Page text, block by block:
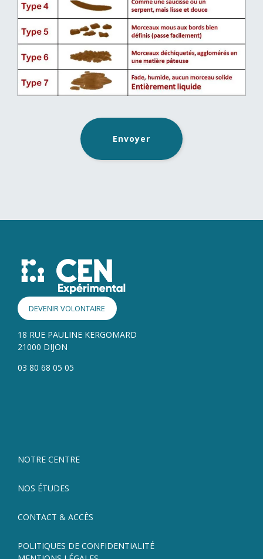
DEVENIR VOLONTAIRE
18 RUE PAULINE KERGOMARD
21000 DIJON
03 80 68 05 05
NOTRE CENTRE
NOS ÉTUDES
CONTACT & ACCÈS
POLITIQUES DE CONFIDENTIALITÉ